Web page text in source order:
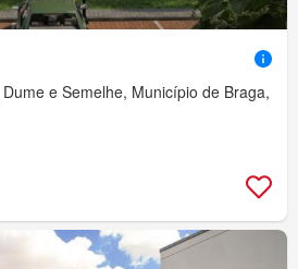
e Semelhe, Município de Braga,